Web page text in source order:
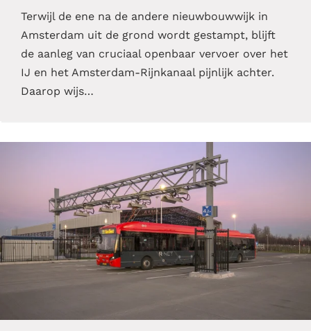
Terwijl de ene na de andere nieuwbouwwijk in
Amsterdam uit de grond wordt gestampt, blijft
de aanleg van cruciaal openbaar vervoer over het
IJ en het Amsterdam-Rijnkanaal pijnlijk achter.
Daarop wijs…